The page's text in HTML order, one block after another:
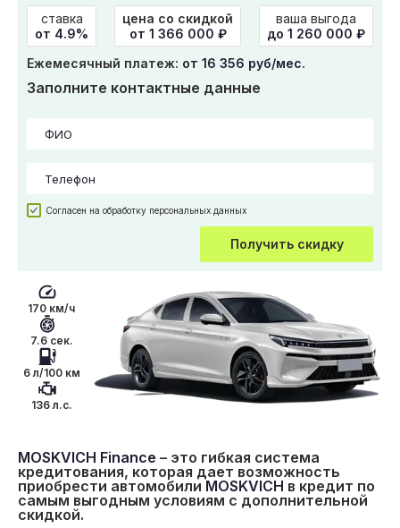
ставка
от 4.9%
цена со скидкой
от 1 366 000 ₽
ваша выгода
до 1 260 000 ₽
Ежемесячный платеж: от 16 356 руб/мес.
Заполните контактные данные
Согласен на обработку персональных данных
Получить скидку
170 км/ч
7.6 сек.
6 л/100 км
136 л.с.
MOSKVICH Finance – это гибкая система
кредитования, которая дает возможность
приобрести автомобили MOSKVICH в кредит по
самым выгодным условиям с дополнительной
скидкой.